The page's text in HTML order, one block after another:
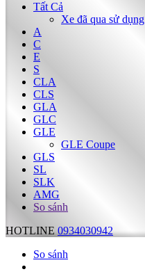
Tất Cả
Xe đã qua sử dụng
A
C
E
S
CLA
CLS
GLA
GLC
GLE
GLE Coupe
GLS
SL
SLK
AMG
So sánh
HOTLINE 0934030942
So sánh